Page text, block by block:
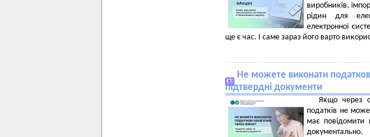
виробників,
рідин для
електронної
ще є час. І саме зараз його варто
Не можете виконати
підтвердні документи
Якщо через
податків не
має повідомити